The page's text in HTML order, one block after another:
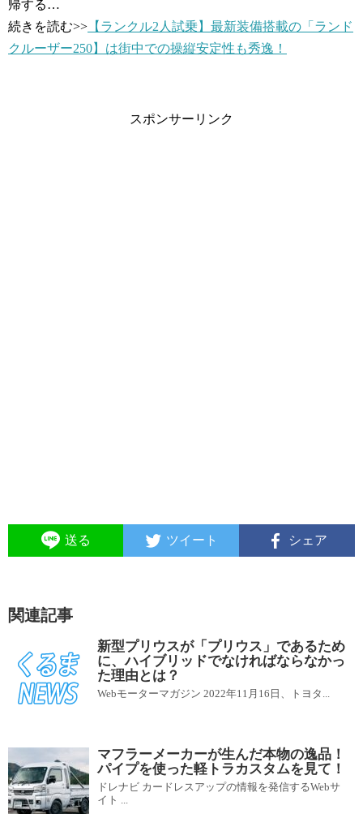
帰する…
続きを読む>> 【ランクル2人試乗】最新装備搭載の「ランド
クルーザー250】は街中での操縦安定性も秀逸！
スポンサーリンク
送る ツイート シェア
関連記事
新型プリウスが「プリウス」であるため
に、ハイブリッドでなければならなかっ
た理由とは？
Webモーターマガジン 2022年11月16日、トヨタ...
マフラーメーカーが生んだ本物の逸品！
パイプを使った軽トラカスタムを見て！
ドレナビ カードレスアップの情報を発信するWebサ
イト ...